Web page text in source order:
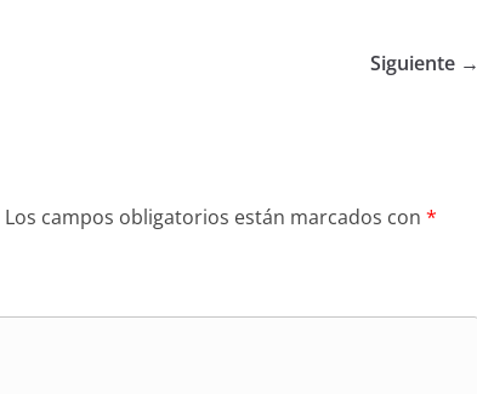
Siguiente →
Los campos obligatorios están marcados con *